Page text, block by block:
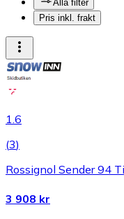
Alla filter
Pris inkl. frakt
1.6
(3)
Rossignol Sender 94
3 908 kr